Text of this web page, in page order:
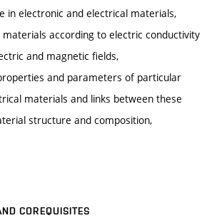
in electronic and electrical materials,
according to electric conductivity
and magnetic fields,
and parameters of particular
materials and links between these
structure and composition,
COREQUISITES